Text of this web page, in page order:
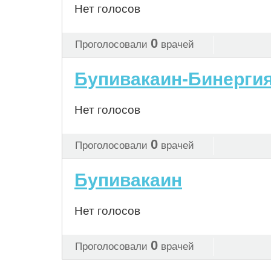
Нет голосов
Проголосовали 0 врачей
Бупивакаин-
Нет голосов
Проголосовали 0 врачей
Бупивакаин
Нет голосов
Проголосовали 0 врачей